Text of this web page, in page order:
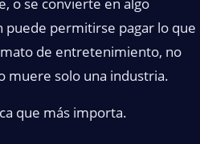
puede permitirse pagar lo que
de entretenimiento, no
muere solo una industria.
que más importa.